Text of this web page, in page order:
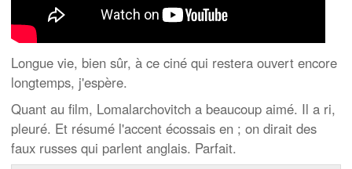
Longue vie, bien sûr, à ce ciné qui restera ouvert encore
longtemps, j'espère.
Quant au film, Lomalarchovitch a beaucoup aimé. Il a ri,
pleuré. Et résumé l'accent écossais en ; on dirait des
faux russes qui parlent anglais. Parfait.